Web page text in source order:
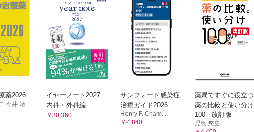
れる患者への点眼治療を開始した症例
開放隅角緑内障での点眼治療の評価・変更 （雲井美帆，三木篤也）
め，配合薬点眼に変更した症例
眼圧正常でもみられる症状進行 （坂田 礼）
下でも進行する正常眼圧緑内障の症例
強度近視の緑内障 （山下高明）
充血 （庄司拓平）
傾向がみられた長期点眼治療中の症例
瞼の赤い腫れ （須田謙史，赤木忠道）
薬2026
今井 靖
イヤーノート2027
内科・外科編
￥30,360
サンフォード感染症
治療ガイド2026
Henry F. Cham...
￥4,840
薬局ですぐに役立つ
薬の比較と使い分け
100 改訂版
児島 悠史